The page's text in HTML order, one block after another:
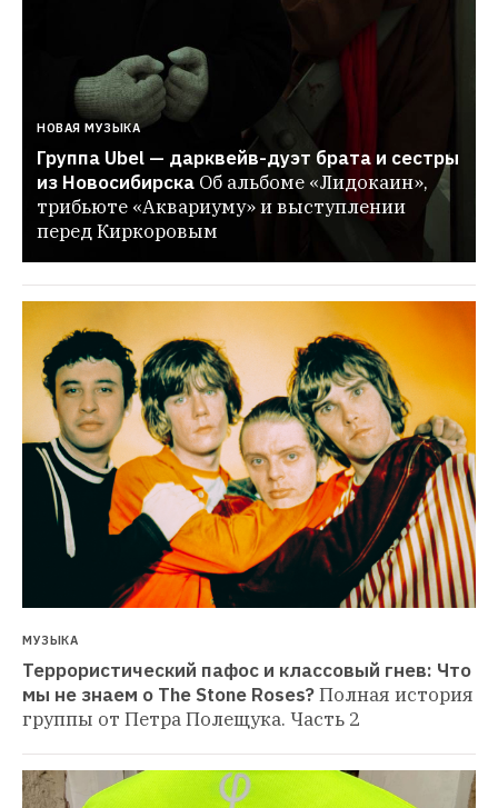
НОВАЯ МУЗЫКА
Группа Ubel — дарквейв-дуэт брата и сестры
из Новосибирска Об альбоме «Лидокаин»,
трибьюте «Аквариуму» и выступлении
перед Киркоровым
МУЗЫКА
Террористический пафос и классовый гнев: Что
мы не знаем о The Stone Roses?Полная история
группы от Петра Полещука. Часть 2